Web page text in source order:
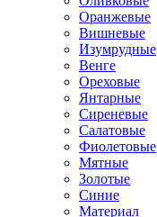
Оранжевые
Вишневые
Изумрудные
Венге
Ореховые
Янтарные
Сиреневые
Салатовые
Фиолетовые
Мятные
Золотые
Синие
Материал